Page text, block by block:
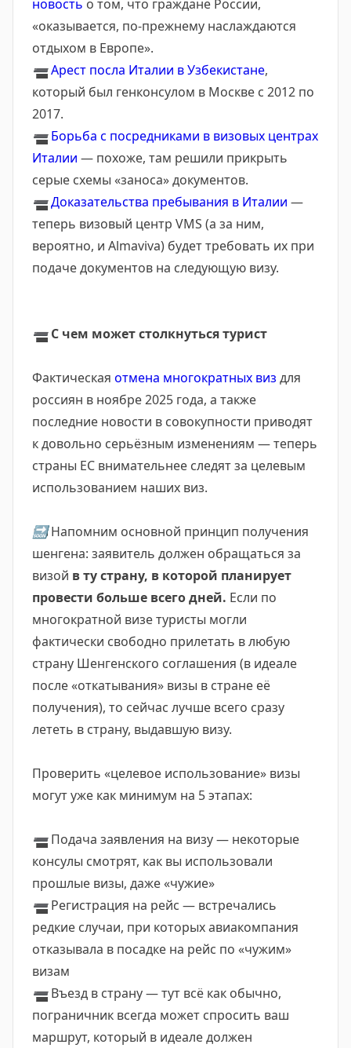
новость о том, что граждане России,
«оказывается, по-прежнему наслаждаются
отдыхом в Европе».
➖Арест посла Италии в Узбекистане,
который был генконсулом в Москве с 2012 по
2017.
➖ Борьба с посредниками в визовых центрах
Италии — похоже, там решили прикрыть
серые схемы «заноса» документов.
➖Доказательства пребывания в Италии —
теперь визовый центр VMS (а за ним,
вероятно, и Almaviva) будет требовать их при
подаче документов на следующую визу.
➖ С чем может столкнуться турист
Фактическая отмена многократных виз для
россиян в ноябре 2025 года, а также
последние новости в совокупности приводят
к довольно серьёзным изменениям — теперь
страны ЕС внимательнее следят за целевым
использованием наших виз.
🔜Напомним основной принцип получения
шенгена: заявитель должен обращаться за
визой в ту страну, в которой планирует
провести больше всего дней. Если по
многократной визе туристы могли
фактически свободно прилетать в любую
страну Шенгенского соглашения (в идеале
после «откатывания» визы в стране её
получения), то сейчас лучше всего сразу
лететь в страну, выдавшую визу.
Проверить «целевое использование» визы
могут уже как минимум на 5 этапах:
➖Подача заявления на визу — некоторые
консулы смотрят, как вы использовали
прошлые визы, даже «чужие»
➖Регистрация на рейс — встречались
редкие случаи, при которых авиакомпания
отказывала в посадке на рейс по «чужим»
визам
➖Въезд в страну — тут всё как обычно,
пограничник всегда может спросить ваш
маршрут, который в идеале должен